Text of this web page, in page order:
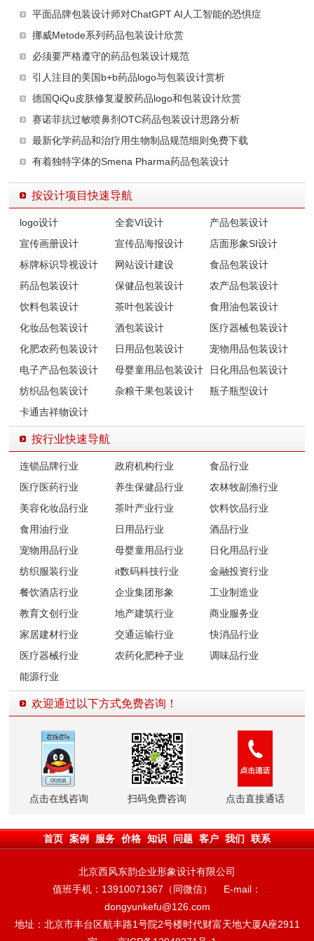
平面品牌包装设计师对ChatGPT AI人工智能的恐惧症
挪威Metode系列药品包装设计欣赏
必须要严格遵守的药品包装设计规范
引人注目的美国b+b药品logo与包装设计赏析
德国QiQu皮肤修复凝胶药品logo和包装设计欣赏
赛诺菲抗过敏喷鼻剂OTC药品包装设计思路分析
最新化学药品和治疗用生物制品规范细则免费下载
有着独特字体的Smena Pharma药品包装设计
按设计项目快速导航
logo设计 全套VI设计
产品包装设计
宣传画册设计
宣传品海报设计
店面形象SI设计
标牌标识导视设计
网站设计建设
食品包装设计
药品包装设计
保健品包装设计
农产品包装设计
饮料包装设计
茶叶包装设计
食用油包装设计
化妆品包装设计
酒包装设计
医疗器械包装设计
化肥农药包装设计
日用品包装设计
宠物用品包装设计
电子产品包装设计
母婴童用品包装设计
日化用品包装设计
纺织品包装设计
杂粮干果包装设计
瓶子瓶型设计
卡通吉祥物设计
按行业快速导航
连锁品牌行业 政府机构行业
食品行业
医疗医药行业
养生保健品行业
农林牧副渔行业
美容化妆品行业
茶叶产业行业
饮料饮品行业
食用油行业
日用品行业
酒品行业
宠物用品行业
母婴童用品行业
日化用品行业
纺织服装行业
it数码科技行业
金融投资行业
餐饮酒店行业
企业集团形象
工业制造业
教育文创行业
地产建筑行业
商业服务业
家居建材行业
交通运输行业
快消品行业
医疗器械行业
农药化肥种子业
调味品行业
能源行业
欢迎通过以下方式免费咨询！
点击在线咨询 扫码免费咨询 点击直接通话
首页 案例 服务 价格 知识 问题 客户 我们 联系
北京西风东韵企业形象设计有限公司
值班手机：13910071367（同微信） E-mail：
dongyunkefu@126.com
地址：北京市丰台区航丰路1号院2号楼时代财富天地大厦A座2911